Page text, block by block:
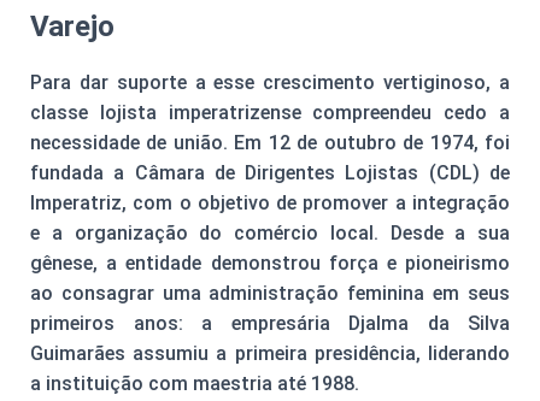
Varejo
Para dar suporte a esse crescimento vertiginoso, a
classe lojista imperatrizense compreendeu cedo a
necessidade de união. Em 12 de outubro de 1974, foi
fundada a Câmara de Dirigentes Lojistas (CDL) de
Imperatriz, com o objetivo de promover a integração
e a organização do comércio local. Desde a sua
gênese, a entidade demonstrou força e pioneirismo
ao consagrar uma administração feminina em seus
primeiros anos: a empresária Djalma da Silva
Guimarães assumiu a primeira presidência, liderando
a instituição com maestria até 1988.